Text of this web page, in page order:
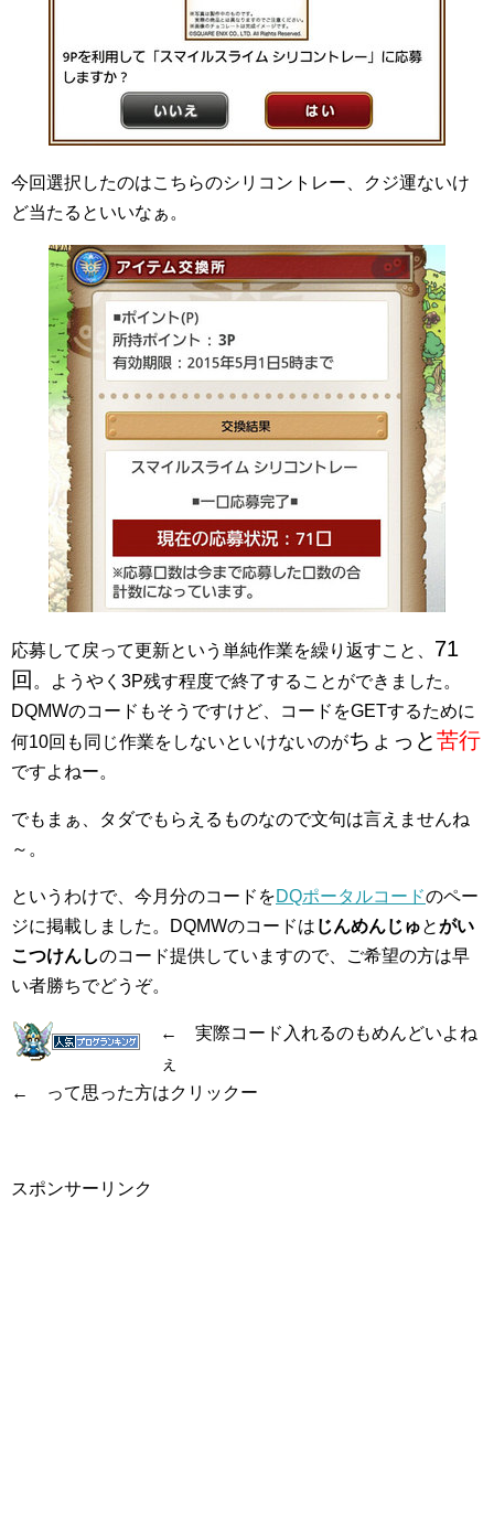
今回選択したのはこちらのシリコントレー、クジ運ないけ
ど当たるといいなぁ。
応募して戻って更新という単純作業を繰り返すこと、 71
回 。ようやく3P残す程度で終了することができました。
DQMWのコードもそうですけど、コードをGETするために
何10回も同じ作業をしないといけないのがちょっと苦行
ですよねー。
でもまぁ、タダでもらえるものなので文句は言えませんね
～。
というわけで、今月分のコードをDQポータルコードのペー
ジに掲載しました。DQMWのコードは じんめんじゅとがい
こつけんしのコード提供していますので、ご希望の方は早
い者勝ちでどうぞ。
← 実際コード入れるのもめんどいよね
ぇ
← って思った方はクリックー
スポンサーリンク